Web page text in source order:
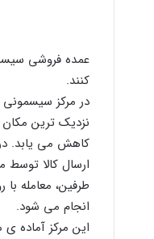
عمده فروشی
کنند.
در مرکز سیسمونی
نزدیک ترین
کاهش می یابد.
ارسال کالا توسط
انجام می شود.
این مرکز آماده